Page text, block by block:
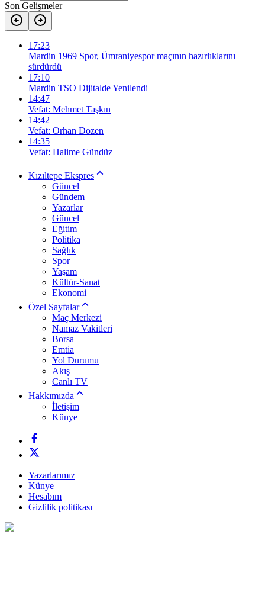
Son Gelişmeler
17:23
Mardin 1969 Spor, Ümraniyespor maçının hazırlıklarını
sürdürdü
17:10
Mardin TSO Dijitalde Yenilendi
14:47
Vefat: Mehmet Taşkın
14:42
Vefat: Orhan Dozen
14:35
Vefat: Halime Gündüz
Kızıltepe Ekspres
Güncel
Gündem
Yazarlar
Güncel
Eğitim
Politika
Sağlık
Spor
Yaşam
Kültür-Sanat
Ekonomi
Özel Sayfalar
Maç Merkezi
Namaz Vakitleri
Borsa
Emtia
Yol Durumu
Akış
Canlı TV
Hakkımızda
İletişim
Künye
Yazarlarımız
Künye
Hesabım
Gizlilik politikası